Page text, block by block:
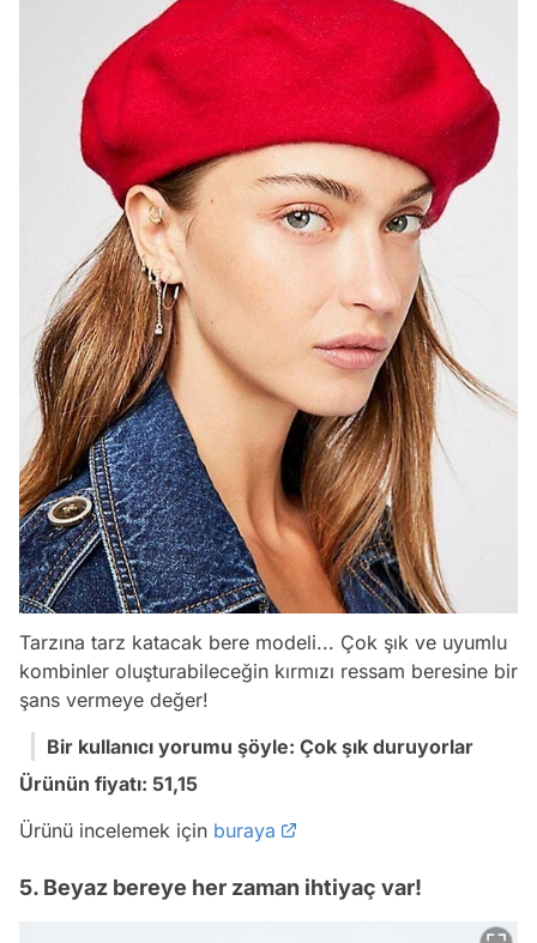
Tarzına tarz katacak bere modeli... Çok şık ve uyumlu
kombinler oluşturabileceğin kırmızı ressam beresine bir
şans vermeye değer!
Bir kullanıcı yorumu şöyle: Çok şık duruyorlar
Ürünün fiyatı: 51,15
Ürünü incelemek için buraya
5. Beyaz bereye her zaman ihtiyaç var!